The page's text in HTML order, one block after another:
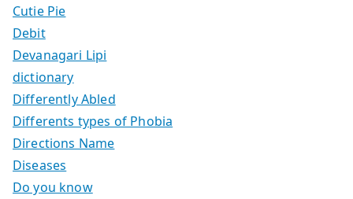
Cutie Pie
Debit
Devanagari Lipi
dictionary
Differently Abled
Differents types of Phobia
Directions Name
Diseases
Do you know